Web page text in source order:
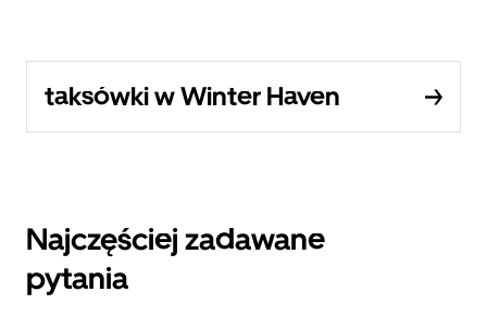
taksówki w Winter Haven
Najczęściej zadawane
pytania